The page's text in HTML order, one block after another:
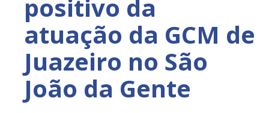
positivo da
atuação da GCM de
Juazeiro no São
João da Gente